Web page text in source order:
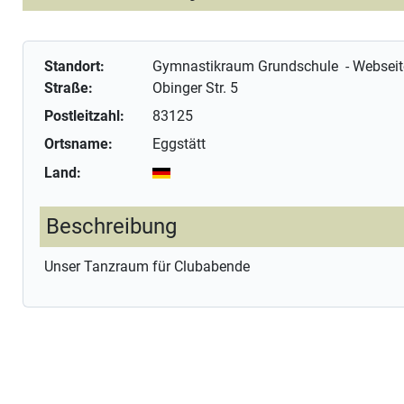
Standort: Gymnastikraum Grundschule-
Straße:
Obinger Str. 5
Postleitzahl:
83125
Ortsname:
Eggstätt
Land:
Beschreibung
Unser Tanzraum für Clubabende